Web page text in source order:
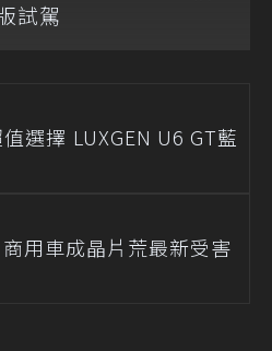
試駕
選擇 LUXGEN U6 GT藍
用車成晶片荒最新受害